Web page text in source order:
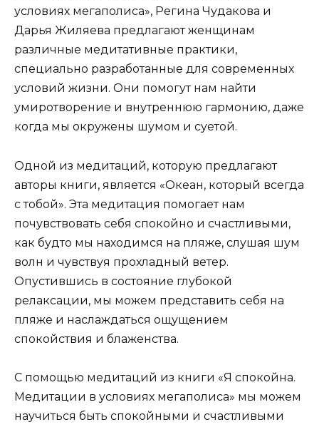
условиях мегаполиса», Регина Чудакова и
Дарья Жиляева предлагают женщинам
различные медитативные практики,
специально разработанные для современных
условий жизни. Они помогут нам найти
умиротворение и внутреннюю гармонию, даже
когда мы окружены шумом и суетой.
Одной из медитаций, которую предлагают
авторы книги, является «Океан, который всегда
с тобой». Эта медитация помогает нам
почувствовать себя спокойно и счастливыми,
как будто мы находимся на пляже, слушая шум
волн и чувствуя прохладный ветер.
Опустившись в состояние глубокой
релаксации, мы можем представить себя на
пляже и наслаждаться ощущением
спокойствия и блаженства.
С помощью медитаций из книги «Я спокойна.
Медитации в условиях мегаполиса» мы можем
научиться быть спокойными и счастливыми